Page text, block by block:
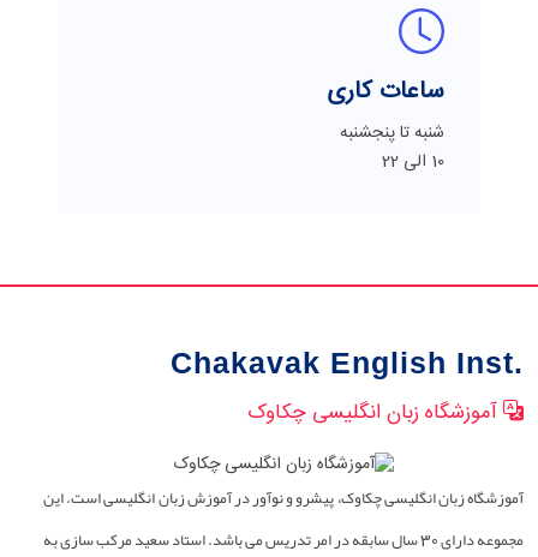
ساعات کاری
شنبه تا پنجشنبه
10 الی 22
Chakavak English Inst.
آموزشگاه زبان انگلیسی چکاوک
آموزشگاه زبان انگلیسی چکاوک، پیشرو و نوآور در آموزش زبان انگلیسی است. این
مجموعه دارای 30 سال سابقه در امر تدریس می باشد. استاد سعید مرکب سازی به